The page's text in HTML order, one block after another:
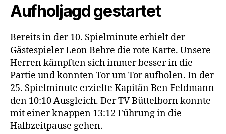
Aufholjagd gestartet
Bereits in der 10. Spielminute erhielt der
Gästespieler Leon Behre die rote Karte. Unsere
Herren kämpften sich immer besser in die
Partie und konnten Tor um Tor aufholen. In der
25. Spielminute erzielte Kapitän Ben Feldmann
den 10:10 Ausgleich. Der TV Büttelborn konnte
mit einer knappen 13:12 Führung in die
Halbzeitpause gehen.